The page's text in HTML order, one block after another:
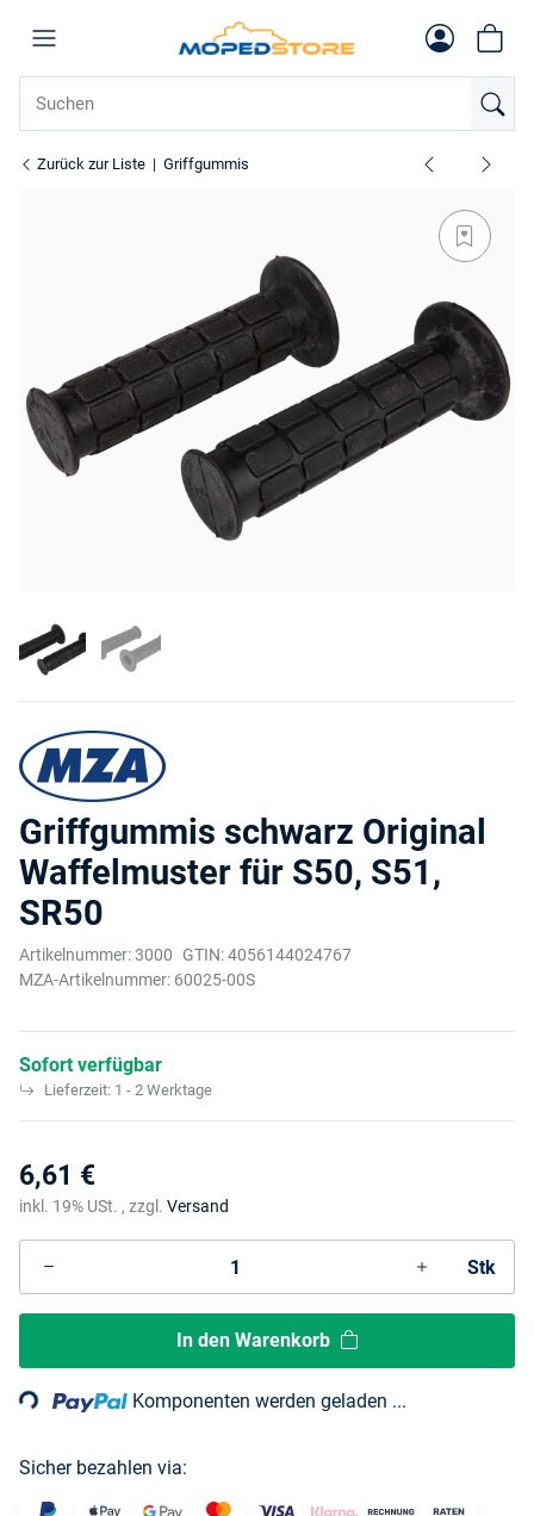
Zurück zur Liste Griffgummis
Griffgummis schwarz Original
Waffelmuster für S50, S51,
SR50
Artikelnummer:3000 GTIN:4056144024767
MZA-Artikelnummer: 60025-00S
Sofort verfügbar
Lieferzeit: 1 - 2 Werktage
6,61 €
inkl. 19% USt. , zzgl. Versand
Stk
In den Warenkorb
Komponenten werden geladen ...
Sicher bezahlen via: